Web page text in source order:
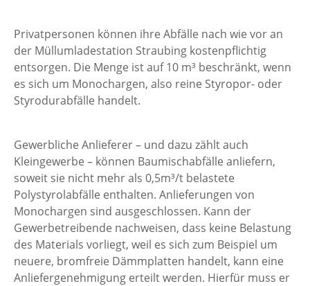
Privatpersonen können ihre Abfälle nach wie vor an
der Müllumladestation Straubing kostenpflichtig
entsorgen. Die Menge ist auf 10 m³ beschränkt, wenn
es sich um Monochargen, also reine Styropor- oder
Styrodurabfälle handelt.
Gewerbliche Anlieferer – und dazu zählt auch
Kleingewerbe – können Baumischabfälle anliefern,
soweit sie nicht mehr als 0,5m³/t belastete
Polystyrolabfälle enthalten. Anlieferungen von
Monochargen sind ausgeschlossen. Kann der
Gewerbetreibende nachweisen, dass keine Belastung
des Materials vorliegt, weil es sich zum Beispiel um
neuere, bromfreie Dämmplatten handelt, kann eine
Anliefergenehmigung erteilt werden. Hierfür muss er